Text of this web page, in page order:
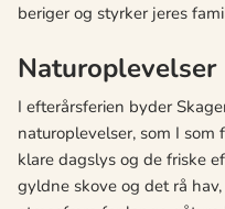
beriger og styrker jeres
Naturoplevelser
I efterårsferien byder
naturoplevelser, som I
klare dagslys og de friske
gyldne skove og det rå